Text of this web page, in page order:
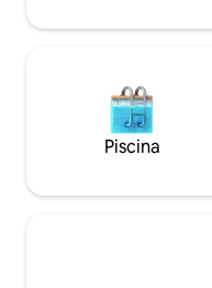
Piscina